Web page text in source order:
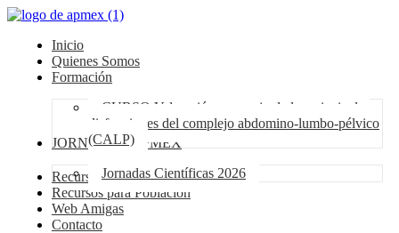
Inicio
Quienes Somos
Formación
CURSO Valoración y manejo de las principales
disfunciones del complejo abdomino-lumbo-pélvico
(CALP)
JORNADAS APMEX
Jornadas Científicas 2026
Recursos para socias
Recursos para Población
Web Amigas
Contacto